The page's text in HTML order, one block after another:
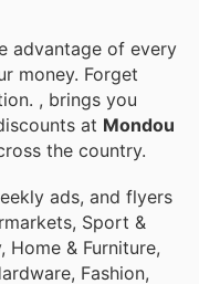
advantage of every
money. Forget
, brings you
at Mondou
the country.
ads, and flyers
Sport &
Home & Furniture,
Fashion,